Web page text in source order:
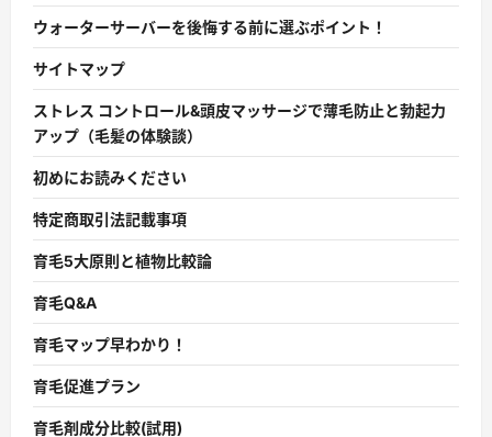
ウォーターサーバーを後悔する前に選ぶポイント！
サイトマップ
ストレス コントロール&頭皮マッサージで薄毛防止と勃起力
アップ（毛髪の体験談）
初めにお読みください
特定商取引法記載事項
育毛5大原則と植物比較論
育毛Q&A
育毛マップ早わかり！
育毛促進プラン
育毛剤成分比較(試用)